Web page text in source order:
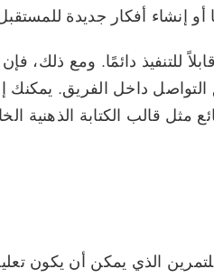
إنشاء أفكار جديدة
للتنفيذ دائمًا. ومع ذلك،
التواصل داخل الفريق.
مثل قالب الكتابة الذهنية
الذي يمكن أن يكون